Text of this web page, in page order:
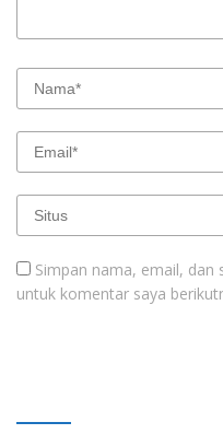
Simpan nama, email, dan
untuk komentar saya